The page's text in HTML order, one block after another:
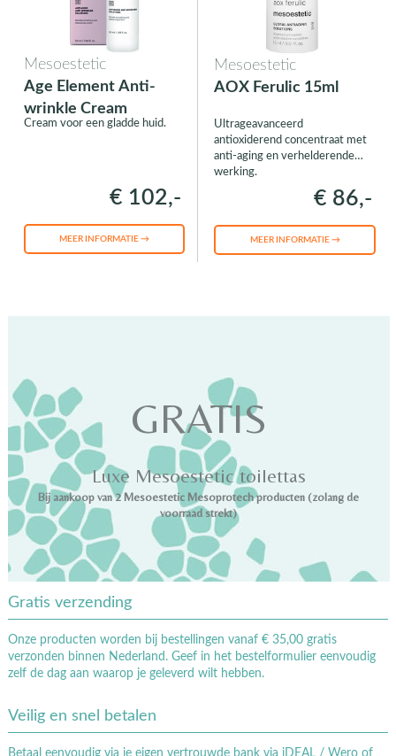
Mesoestetic
Age Element Anti-
wrinkle Cream
Cream voor een gladde huid.
€ 102,-
MEER INFORMATIE →
Mesoestetic
AOX Ferulic 15ml
Ultrageavanceerd
antioxiderend concentraat met
anti-aging en verhelderende
werking.
€ 86,-
MEER INFORMATIE →
GRATIS
Luxe Mesoestetic toilettas
Bij aankoop van 2 Mesoestetic Mesoprotech producten (zolang de
voorraad strekt)
Gratis verzending
Onze producten worden bij bestellingen vanaf € 35,00 gratis
verzonden binnen Nederland. Geef in het bestelformulier eenvoudig
zelf de dag aan waarop je geleverd wilt hebben.
Veilig en snel betalen